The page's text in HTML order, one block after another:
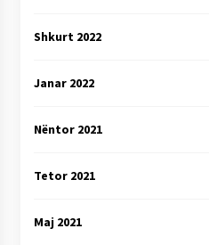
Shkurt 2022
Janar 2022
Nëntor 2021
Tetor 2021
Maj 2021